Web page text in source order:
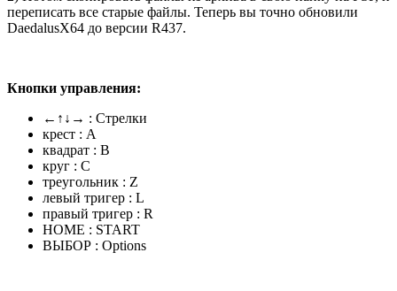
переписать все старые файлы. Теперь вы точно обновили
DaedalusX64 до версии R437.
Кнопки управления:
←↑↓→ : Стрелки
крест : A
квадрат : B
круг : C
треугольник : Z
левый тригер : L
правый тригер : R
HOME : START
ВЫБОР : Options